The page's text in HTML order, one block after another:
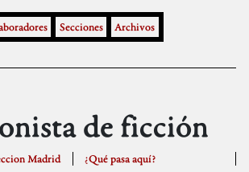
Secciones Archivos
de ficción
Madrid ¿Qué pasa aquí?